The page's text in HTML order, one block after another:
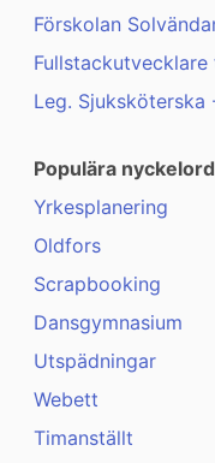
Förskolan
Leg.
Populära nyckelord
Yrkesplanering
Oldfors
Scrapbooking
Dansgymnasium
Utspädningar
Webett
Timanställt